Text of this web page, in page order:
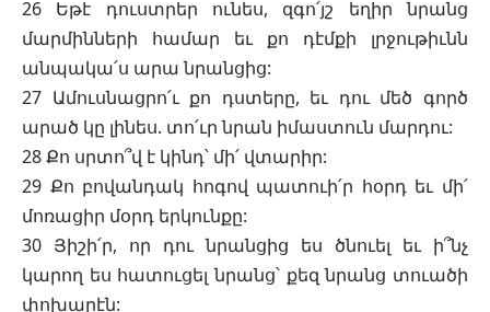
26 Եթէ դուստրեր ունես, զգո՛յշ եղիր նրանց
մարմինների համար եւ քո դէմքի լրջութիւնն
անպակա՛ս արա նրանցից:
27 Ամուսնացրո՛ւ քո դստերը, եւ դու մեծ գործ
արած կը լինես. տո՛ւր նրան իմաստուն մարդու:
28 Քո սրտո՞վ է կինդ՝ մի՛ վտարիր:
29 Քո բովանդակ հոգով պատուի՛ր հօրդ եւ մի՛
մոռացիր մօրդ երկունքը:
30 Յիշի՛ր, որ դու նրանցից ես ծնուել եւ ի՞նչ
կարող ես հատուցել նրանց՝ քեզ նրանց տուածի
փոխարէն: